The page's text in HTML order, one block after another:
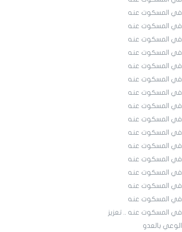
في المسكوت عنه
في المسكوت عنه
في المسكوت عنه
في المسكوت عنه
في المسكوت عنه
في المسكوت عنه
في المسكوت عنه
في المسكوت عنه
في المسكوت عنه
في المسكوت عنه
في المسكوت عنه
في المسكوت عنه
في المسكوت عنه
في المسكوت عنه
في المسكوت عنه
في المسكوت عنه .. تعزيز
الوعي بالعدو